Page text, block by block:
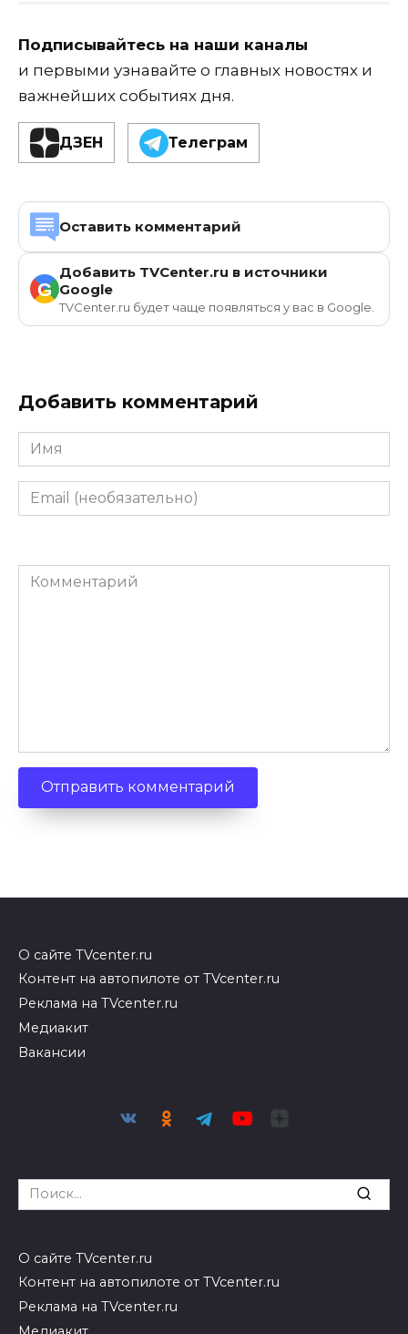
Подписывайтесь на наши каналы
и первыми узнавайте о главных новостях и
важнейших событиях дня.
ДЗЕН Телеграм
Оставить комментарий
G
Добавить TVCenter.ru в источники
Google
TVCenter.ru будет чаще появляться у вас в Google.
Добавить комментарий
Имя
Email
(необязательно)
Комментарий
О сайте TVcenter.ru
Контент на автопилоте от TVcenter.ru
Реклама на TVcenter.ru
Медиакит
Вакансии
Search
for:
О сайте TVcenter.ru
Контент на автопилоте от TVcenter.ru
Реклама на TVcenter.ru